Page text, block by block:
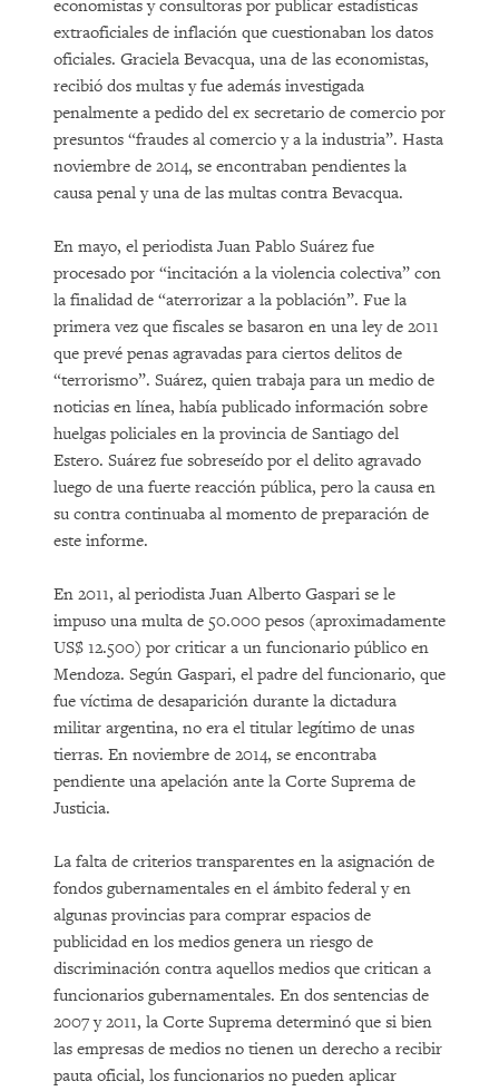
economistas y consultoras por publicar estadísticas
extraoficiales de inflación que cuestionaban los datos
oficiales. Graciela Bevacqua, una de las economistas,
recibió dos multas y fue además investigada
penalmente a pedido del ex secretario de comercio por
presuntos “fraudes al comercio y a la industria”. Hasta
noviembre de 2014, se encontraban pendientes la
causa penal y una de las multas contra Bevacqua.
En mayo, el periodista Juan Pablo Suárez fue
procesado por “incitación a la violencia colectiva” con
la finalidad de “aterrorizar a la población”. Fue la
primera vez que fiscales se basaron en una ley de 2011
que prevé penas agravadas para ciertos delitos de
“terrorismo”. Suárez, quien trabaja para un medio de
noticias en línea, había publicado información sobre
huelgas policiales en la provincia de Santiago del
Estero. Suárez fue sobreseído por el delito agravado
luego de una fuerte reacción pública, pero la causa en
su contra continuaba al momento de preparación de
este informe.
En 2011, al periodista Juan Alberto Gaspari se le
impuso una multa de 50.000 pesos (aproximadamente
US$ 12.500) por criticar a un funcionario público en
Mendoza. Según Gaspari, el padre del funcionario, que
fue víctima de desaparición durante la dictadura
militar argentina, no era el titular legítimo de unas
tierras. En noviembre de 2014, se encontraba
pendiente una apelación ante la Corte Suprema de
Justicia.
La falta de criterios transparentes en la asignación de
fondos gubernamentales en el ámbito federal y en
algunas provincias para comprar espacios de
publicidad en los medios genera un riesgo de
discriminación contra aquellos medios que critican a
funcionarios gubernamentales. En dos sentencias de
2007 y 2011, la Corte Suprema determinó que si bien
las empresas de medios no tienen un derecho a recibir
pauta oficial, los funcionarios no pueden aplicar